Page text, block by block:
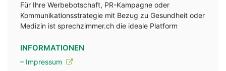
Für Ihre Werbebotschaft, PR-Kampagne oder
Kommunikationsstrategie mit Bezug zu Gesundheit oder
Medizin ist sprechzimmer.ch die ideale Platform
INFORMATIONEN
– Impressum